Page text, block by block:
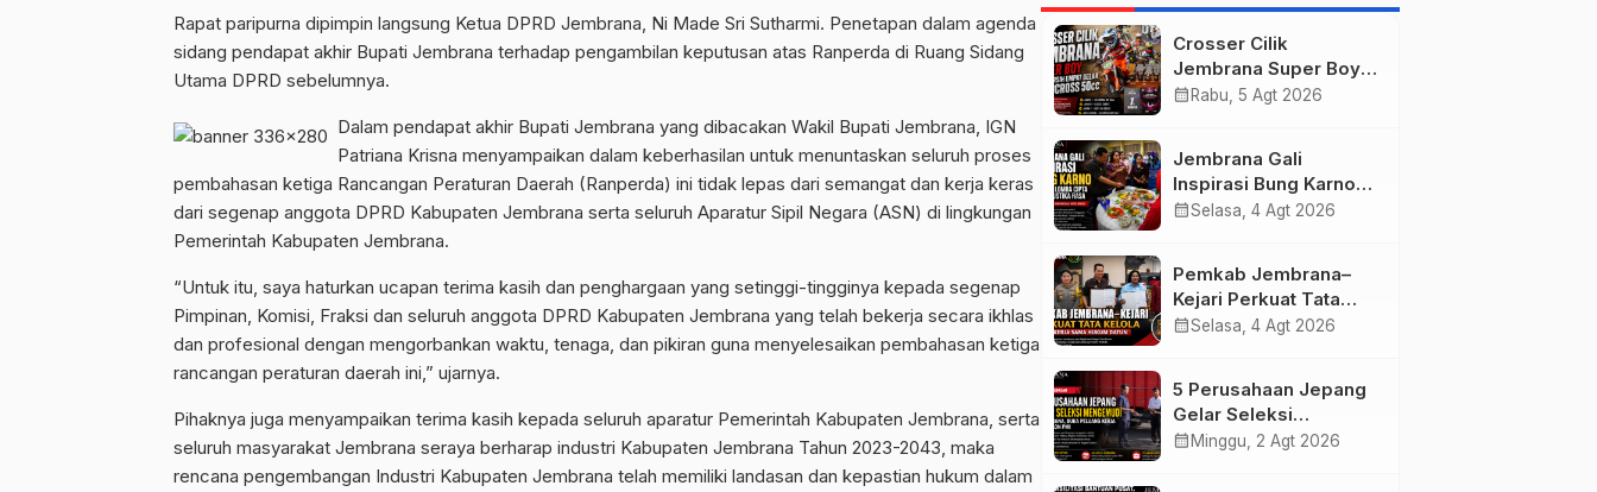
Rapat paripurna dipimpin langsung Ketua DPRD Jembrana, Ni Made Sri Sutharmi. Penetapan dalam agenda
sidang pendapat akhir Bupati Jembrana terhadap pengambilan keputusan atas Ranperda di Ruang Sidang
Utama DPRD sebelumnya.
Dalam pendapat akhir Bupati Jembrana yang dibacakan Wakil Bupati Jembrana, IGN
Patriana Krisna menyampaikan dalam keberhasilan untuk menuntaskan seluruh proses
pembahasan ketiga Rancangan Peraturan Daerah (Ranperda) ini tidak lepas dari semangat dan kerja keras
dari segenap anggota DPRD Kabupaten Jembrana serta seluruh Aparatur Sipil Negara (ASN) di lingkungan
Pemerintah Kabupaten Jembrana.
“Untuk itu, saya haturkan ucapan terima kasih dan penghargaan yang setinggi-tingginya kepada segenap
Pimpinan, Komisi, Fraksi dan seluruh anggota DPRD Kabupaten Jembrana yang telah bekerja secara ikhlas
dan profesional dengan mengorbankan waktu, tenaga, dan pikiran guna menyelesaikan pembahasan ketiga
rancangan peraturan daerah ini,” ujarnya.
Pihaknya juga menyampaikan terima kasih kepada seluruh aparatur Pemerintah Kabupaten Jembrana, serta
seluruh masyarakat Jembrana seraya berharap industri Kabupaten Jembrana Tahun 2023-2043, maka
rencana pengembangan Industri Kabupaten Jembrana telah memiliki landasan dan kepastian hukum dalam
Crosser Cilik
Jembrana Super Boy
Sapu Bersih Empat
calendar_month Rabu, 5 Agt 2026
Jembrana Gali
Inspirasi Bung Karno
melalui Lomba Cipta
calendar_monthSelasa, 4 Agt 2026
Pemkab Jembrana–
Kejari Perkuat Tata
Kelola Lewat Kerja
calendar_monthSelasa, 4 Agt 2026
5 Perusahaan Jepang
Gelar Seleksi
Mengemudi di
calendar_month Minggu, 2 Agt 2026